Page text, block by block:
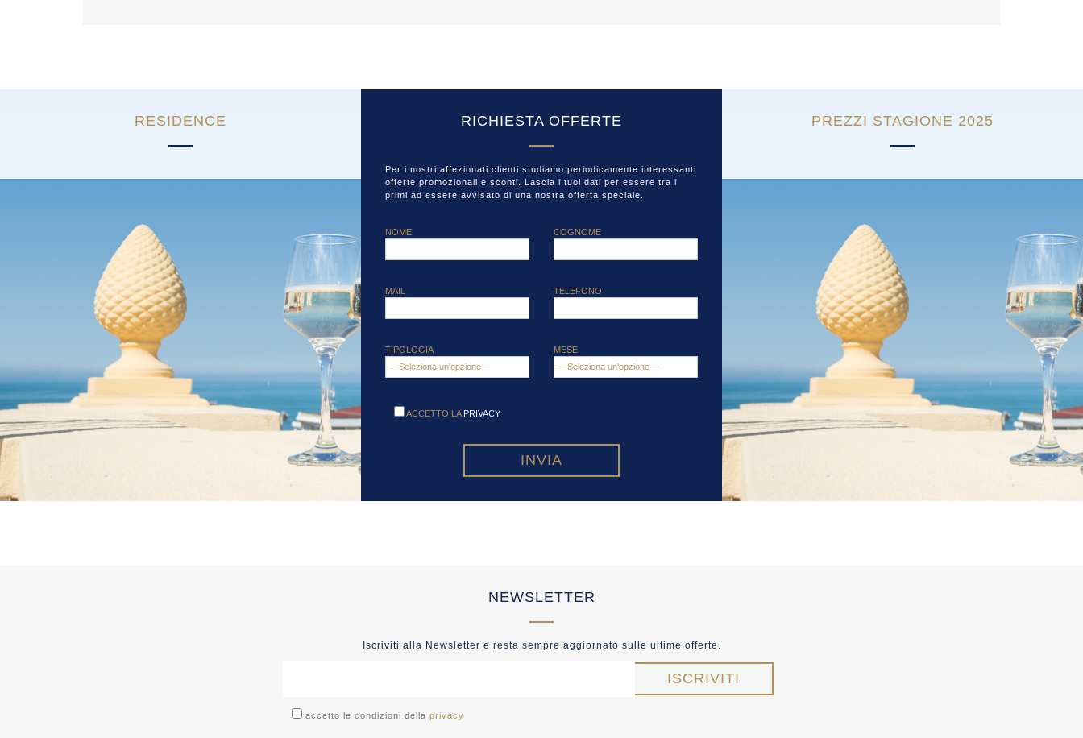
RESIDENCE RICHIESTA OFFERTE
Per i nostri affezionati clienti studiamo periodicamente interessanti
offerte promozionali e sconti. Lascia i tuoi dati per essere tra i
primi ad essere avvisato di una nostra offerta speciale.
NOME COGNOME
MAIL TELEFONO
TIPOLOGIA MESE
ACCETTO LA PRIVACY
PREZZI STAGIONE 2025
NEWSLETTER
Iscriviti alla Newsletter e resta sempre aggiornato sulle ultime offerte.
accetto le condizioni dellaprivacy